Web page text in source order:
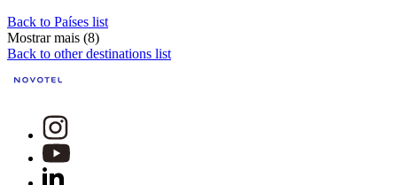
Back to Países list
Mostrar mais (8)
Back to other destinations list